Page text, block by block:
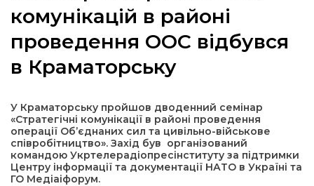
політика
місія
комунікацій в районі
проведення ООС відбувся
в Краматорську
У Краматорську пройшов дводенний семінар
«Стратегічні комунікації в районі проведення
операції Об’єднаних сил та цивільно-військове
співробітництво». Захід був організований
командою Укртелерадіопресінституту за підтримки
Центру інформації та документації НАТО в Україні та
ГО Медіаіфорум.